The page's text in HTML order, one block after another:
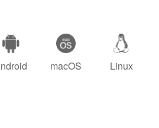
macOS Linux